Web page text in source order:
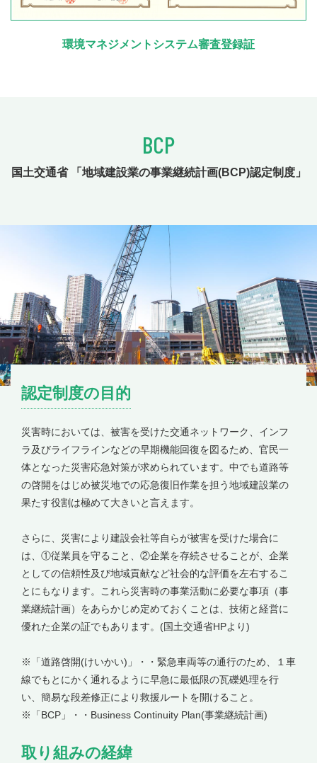
環境マネジメントシステム審査登録証
BCP
国土交通省 「地域建設業の事業継続計画(BCP)認定制度」
認定制度の目的
災害時においては、被害を受けた交通ネットワーク、インフ
ラ及びライフラインなどの早期機能回復を図るため、官民一
体となった災害応急対策が求められています。中でも道路等
の啓開をはじめ被災地での応急復旧作業を担う地域建設業の
果たす役割は極めて大きいと言えます。
さらに、災害により建設会社等自らが被害を受けた場合に
は、①従業員を守ること、②企業を存続させることが、企業
としての信頼性及び地域貢献など社会的な評価を左右するこ
とにもなります。これら災害時の事業活動に必要な事項（事
業継続計画）をあらかじめ定めておくことは、技術と経営に
優れた企業の証でもあります。(国土交通省HPより)
※「道路啓開(けいかい)」・・緊急車両等の通行のため、１車
線でもとにかく通れるように早急に最低限の瓦礫処理を行
い、簡易な段差修正により救援ルートを開けること。
※「BCP」・・Business Continuity Plan(事業継続計画)
取り組みの経緯